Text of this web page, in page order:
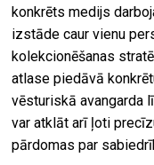
konkrēts medijs
izstāde caur vienu
kolekcionēšanas
atlase piedāvā
vēsturiskā avangarda
var atklāt arī ļoti
pārdomas par